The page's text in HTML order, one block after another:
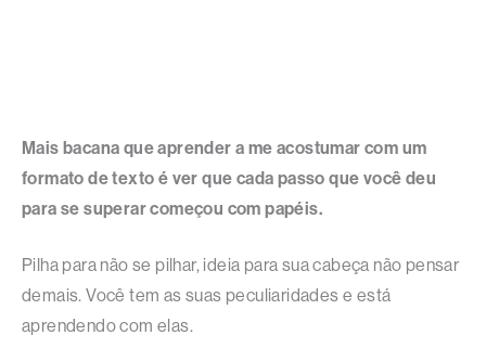
Mais bacana que aprender a me acostumar com um
formato de texto é ver que cada passo que você deu
para se superar começou com papéis.
Pilha para não se pilhar, ideia para sua cabeça não pensar
demais. Você tem as suas peculiaridades e está
aprendendo com elas.